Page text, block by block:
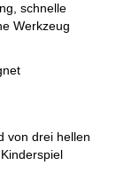
schnelle
Werkzeug
von drei hellen